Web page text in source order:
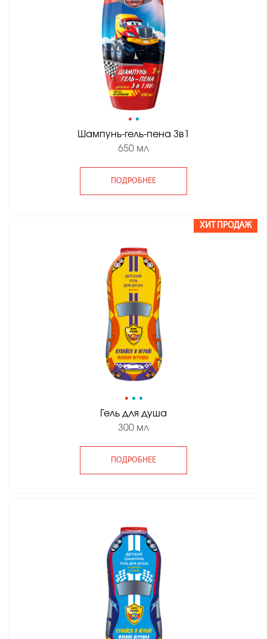
• •
Шампунь-гель-пена 3в1
650 мл
ПОДРОБНЕЕ
• • •
Гель для душа
300 мл
ПОДРОБНЕЕ
ХИТ ПРОДАЖ